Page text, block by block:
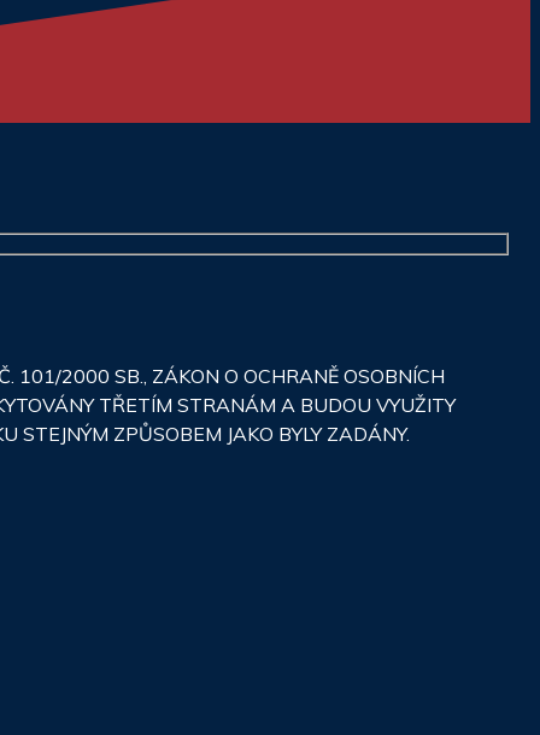
101/2000 SB., ZÁKON O OCHRANĚ OSOBNÍCH
TŘETÍM STRANÁM A BUDOU VYUŽITY
ZPŮSOBEM JAKO BYLY ZADÁNY.